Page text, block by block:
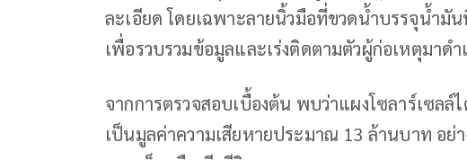
ละเอียด โดยเฉพาะลายนิ้วมือที่ขวดน้ำบรรจุน้ำมั
เพื่อรวบรวมข้อมูลและเร่งติดตามตัวผู้ก่อเหตุมาด
จากการตรวจสอบเบื้องต้น พบว่าแผงโซลาร์เซล
เป็นมูลค่าความเสียหายประมาณ 13 ล้านบาท อย่